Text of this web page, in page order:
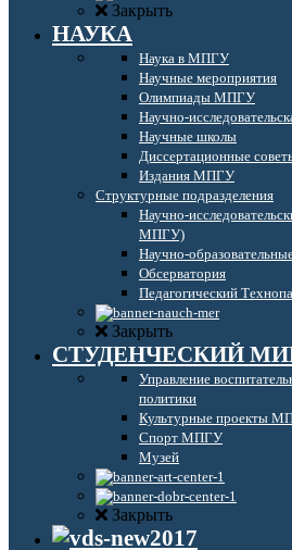
Закрыть
НАУКА
Наука в МПГУ
Научные мероприятия
Олимпиады МПГУ
Научно-
Научные школы
Диссертационные
Издания МПГУ
Структурные подразделения
Научно-
МПГУ)
Научно-
Обсерватория
Педагогический
Закрыть
СТУДЕНЧЕСКИЙ
Управление
политики
Культурные проекты
Спорт МПГУ
Музей
Закрыть